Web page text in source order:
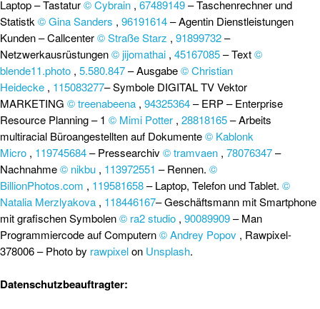
Laptop – Tastatur© Cybrain , 67489149– Taschenrechner und
Statistk© Gina Sanders , 96191614– Agentin Dienstleistungen
Kunden – Callcenter© Straße Starz , 91899732–
Netzwerkausrüstungen© jijomathai , 45167085– Text©
blende11.photo , 5.580.847– Ausgabe© Christian
Heidecke , 115083277– Symbole DIGITAL TV Vektor
MARKETING © treenabeena , 94325364– ERP – Enterprise
Resource Planning – 1 © Mimi Potter , 28818165– Arbeits
multiracial Büroangestellten auf Dokumente© Kablonk
Micro , 119745684– Pressearchiv© tramvaen , 78076347–
Nachnahme© nikbu , 113972551 – Rennen. ©
BillionPhotos.com , 119581658– Laptop, Telefon und Tablet. ©
Natalia Merzlyakova , 118446167– Geschäftsmann mit Smartphone
mit grafischen Symbolen© ra2 studio , 90089909– Man
Programmiercode auf Computern© Andrey Popov , Rawpixel-
378006 – Photo by rawpixelon Unsplash.
Datenschutzbeauftragter: